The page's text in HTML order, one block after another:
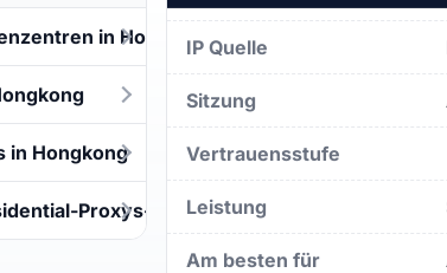
in Hongkong
in Hongkong
Proxys-Proxys
IP Quelle
Sitzung
Vertrauensstufe
Leistung
Am besten für